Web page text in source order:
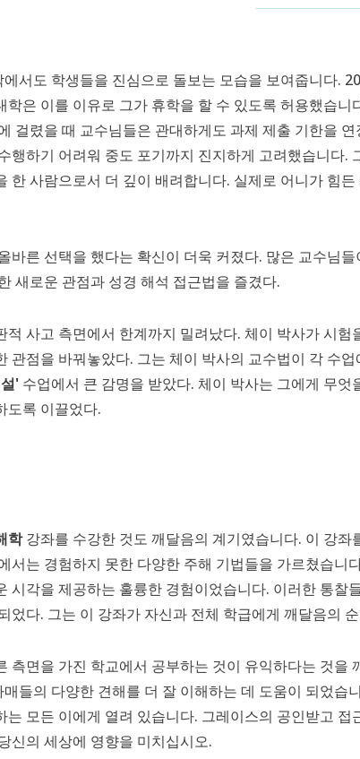
서도 학생들을 진심으로 돌보는 모습을 보여줍니다.
은 이를 이유로 그가 휴학을 할 수 있도록 허용했습
걸렸을 때 교수님들은 관대하게도 과제 제출 기한을
행하기 어려워 중도 포기까지 진지하게 고려했습니다.
한 사람으로서 더 깊이 배려합니다. 실제로 어니가 힘
바른 선택을 했다는 확신이 더욱 커졌다. 많은 교수님
새로운 관점과 성경 해석 접근법을 즐겼다.
사고 측면에서 한계까지 밀려났다. 체이 박사가 시
관점을 바꿔놓았다. 그는 체이 박사의 교수법이 각 수
' 수업에서 큰 감명을 받았다. 체이 박사는 그에게 무
도록 이끌었다.
학강좌를 수강한 것도 깨달음의 계기였습니다. 이 강
서는 경험하지 못한 다양한 주해 기법들을 가르쳤습니
시각을 제공하는 훌륭한 경험이었습니다. 이러한 통찰
었다. 그는 이 강좌가 자신과 전체 학급에게 깨달음의
측면을 가진 학교에서 공부하는 것이 유익하다는 것을
들의 다양한 견해를 더 잘 이해하는 데 도움이 되었습
모든 이에게 열려 있습니다. 그레이스의 공인받고
신의 세상에 영향을 미치십시오.